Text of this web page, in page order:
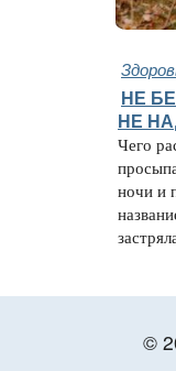
НЕ
НЕ
Чего
ночи и
©